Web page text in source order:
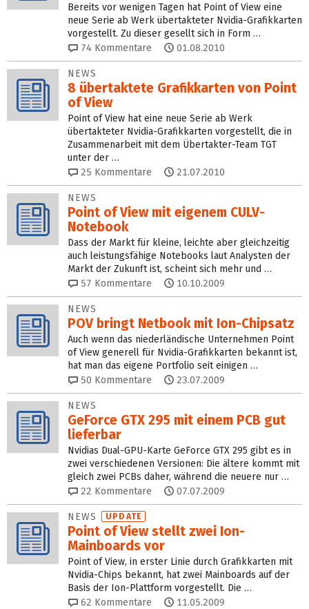
Bereits vor wenigen Tagen hat Point of View eine
neue Serie ab Werk übertakteter Nvidia-Grafikkarten
vorgestellt. Zu dieser gesellt sich in Form …
74 Kommentare 01.08.2010
NEWS
8 übertaktete Grafikkarten von Point
of View
Point of View hat eine neue Serie ab Werk
übertakteter Nvidia-Grafikkarten vorgestellt, die in
Zusammenarbeit mit dem Übertakter-Team TGT
unter der …
25 Kommentare 21.07.2010
NEWS
Point of View mit eigenem CULV-
Notebook
Dass der Markt für kleine, leichte aber gleichzeitig
auch leistungsfähige Notebooks laut Analysten der
Markt der Zukunft ist, scheint sich mehr und …
57 Kommentare 10.10.2009
NEWS
POV bringt Netbook mit Ion-Chipsatz
Auch wenn das niederländische Unternehmen Point
of View generell für Nvidia-Grafikkarten bekannt ist,
hat man das eigene Portfolio seit einigen …
50 Kommentare 23.07.2009
NEWS
GeForce GTX 295 mit einem PCB gut
lieferbar
Nvidias Dual-GPU-Karte GeForce GTX 295 gibt es in
zwei verschiedenen Versionen: Die ältere kommt mit
gleich zwei PCBs daher, während die neuere nur …
22 Kommentare 07.07.2009
NEWS UPDATE
Point of View stellt zwei Ion-
Mainboards vor
Point of View, in erster Linie durch Grafikkarten mit
Nvidia-Chips bekannt, hat zwei Mainboards auf der
Basis der Ion-Plattform vorgestellt. Die …
62 Kommentare 11.05.2009